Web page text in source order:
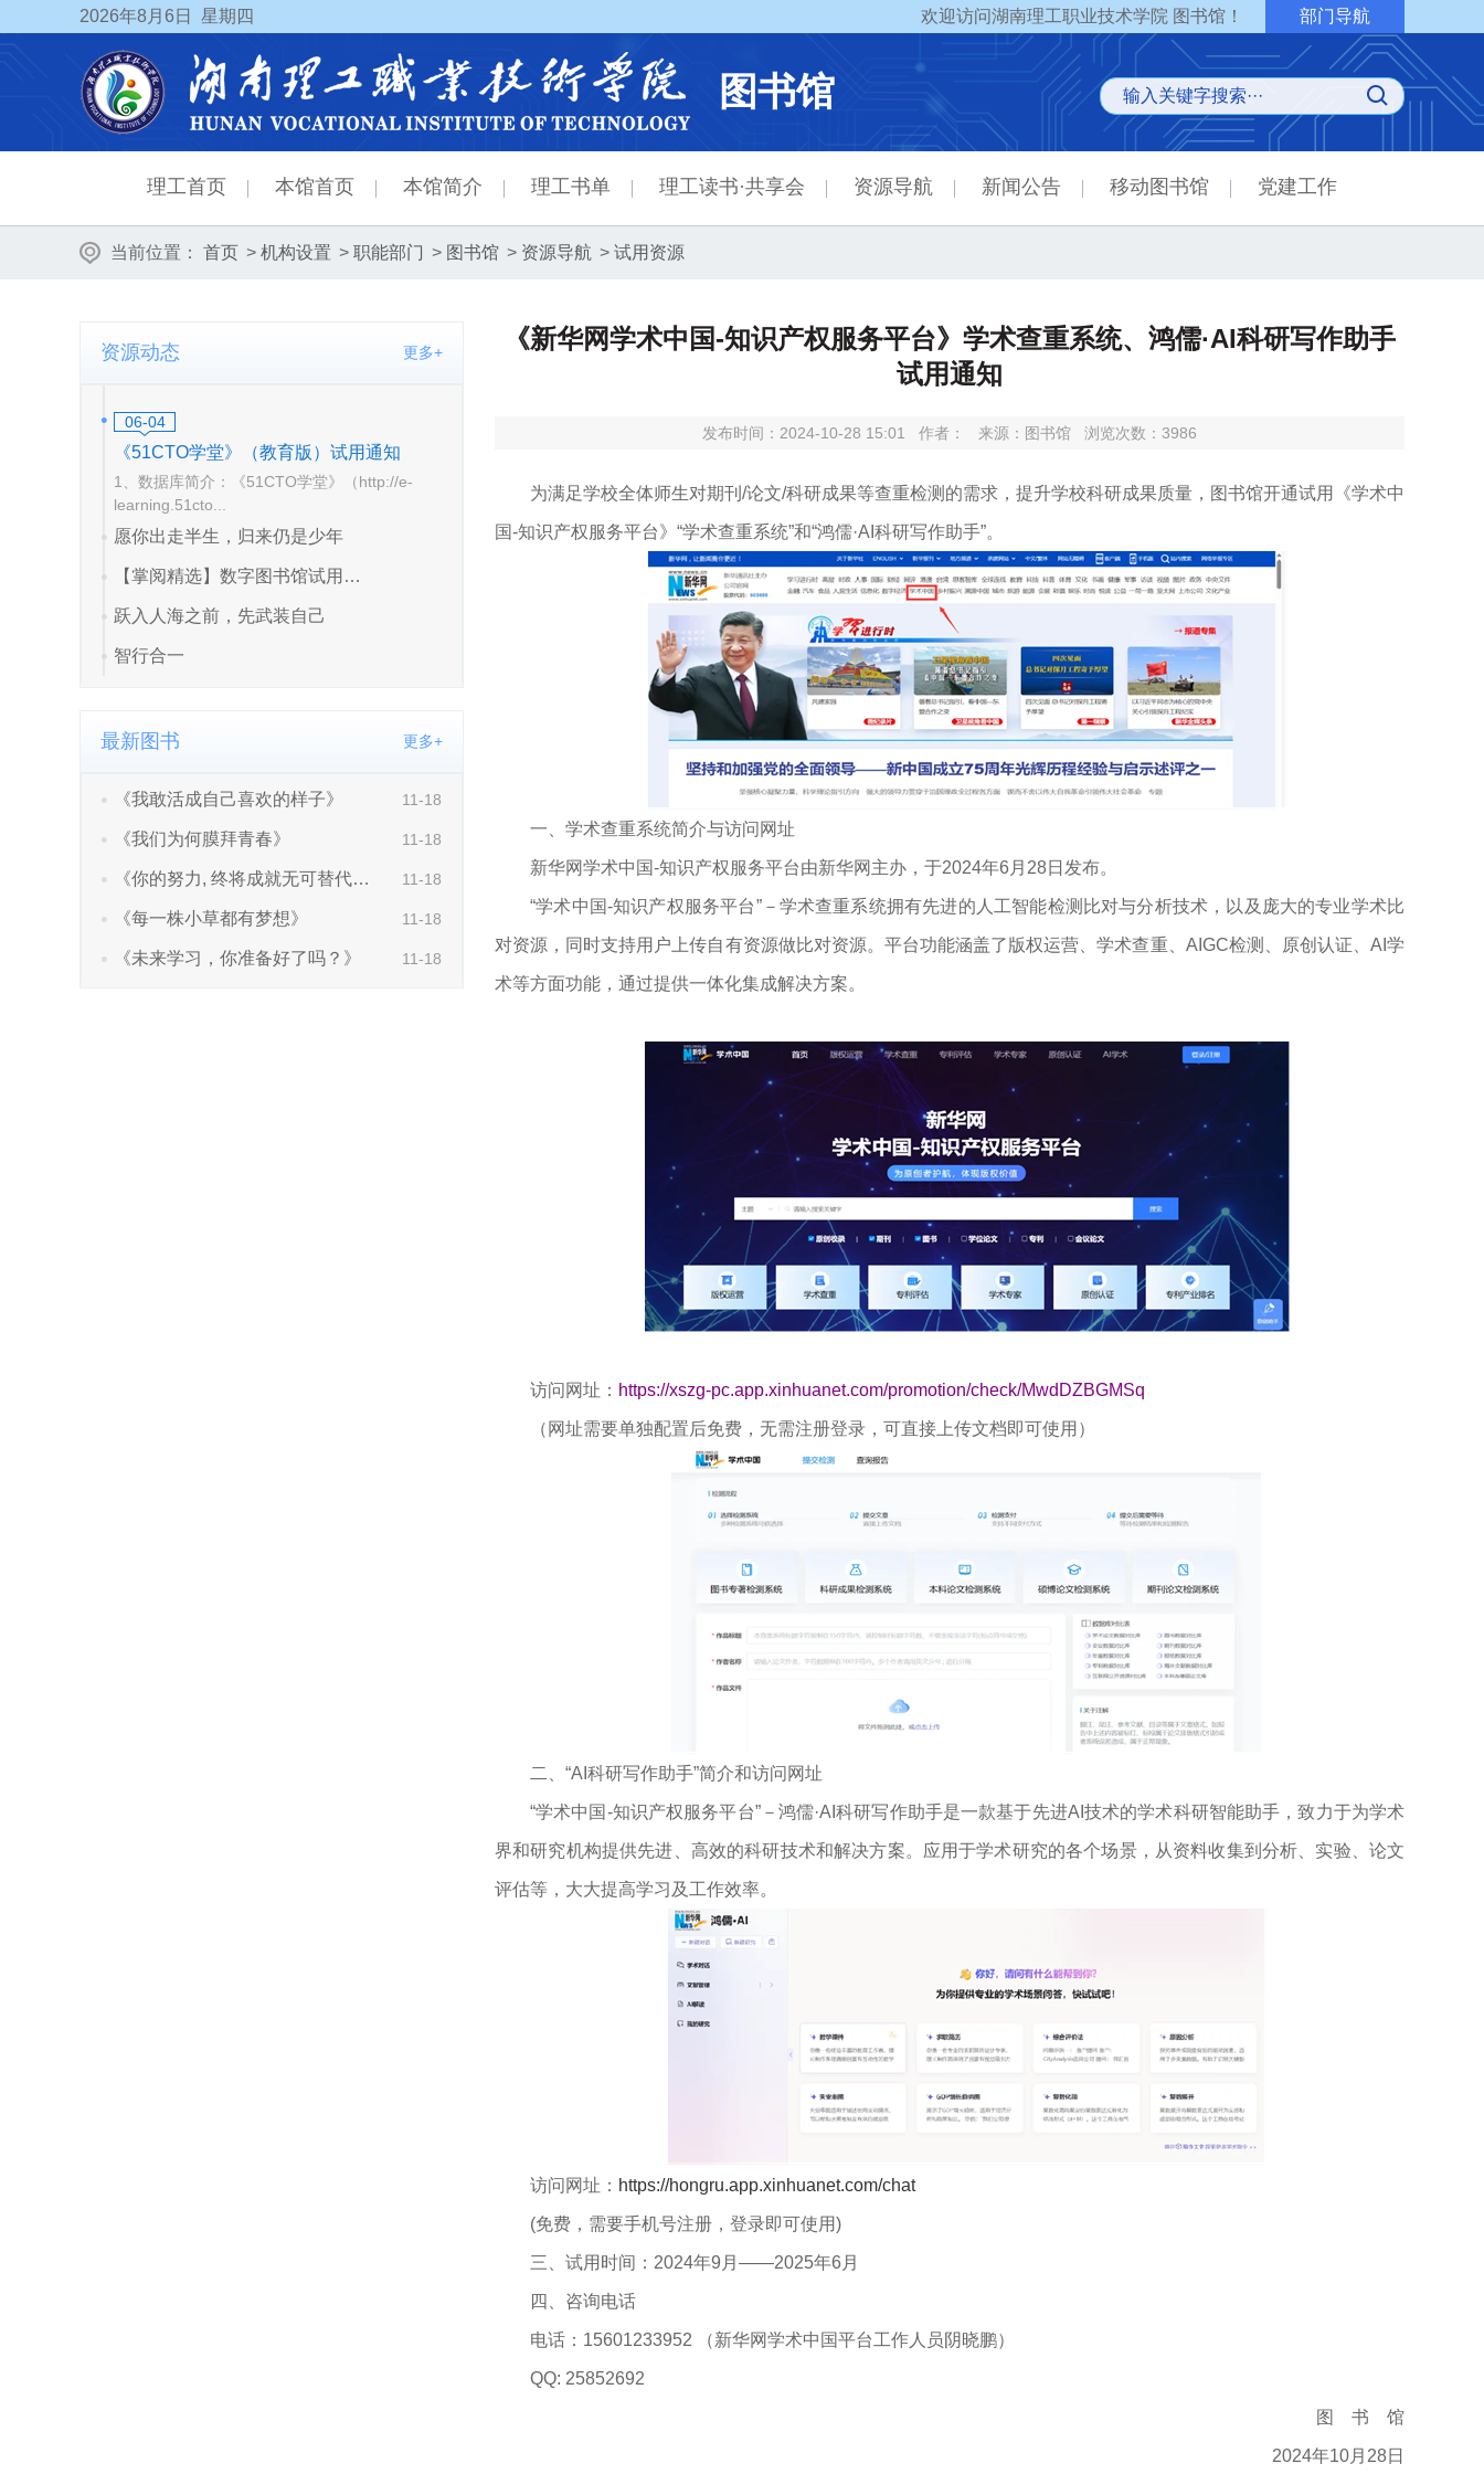
2026年8月6日 星期四 欢迎访问湖南理工职业技术学院 图书馆！ 部门导航
图书馆
理工首页 本馆首页 本馆简介 理工书单 理工读书·共享会 资源导航 新闻公告 移动图书馆 党建工作
当前位置： 首页 > 机构设置 > 职能部门 > 图书馆 > 资源导航 > 试用资源
资源动态 更多+
最新图书 更多+
《新华网学术中国-知识产权服务平台》学术查重系统、鸿儒·AI科研写作助手
试用通知
发布时间：2024-10-28 15:01 作者： 来源：图书馆 浏览次数： 3986
为满足学校全体师生对期刊/论文/科研成果等查重检测的需求，提升学校科研成果质量，图书馆开通试用《学术中
国-知识产权服务平台》“学术查重系统”和“鸿儒·AI科研写作助手”。
一、学术查重系统简介与访问网址
新华网学术中国-知识产权服务平台由新华网主办，于2024年6月28日发布。
“学术中国-知识产权服务平台”－学术查重系统拥有先进的人工智能检测比对与分析技术，以及庞大的专业学术比
对资源，同时支持用户上传自有资源做比对资源。平台功能涵盖了版权运营、学术查重、AIGC检测、原创认证、AI学
术等方面功能，通过提供一体化集成解决方案。
访问网址： https://xszg-pc.app.xinhuanet.com/promotion/check/MwdDZBGMSq
（网址需要单独配置后免费，无需注册登录，可直接上传文档即可使用）
二、“AI科研写作助手”简介和访问网址
“学术中国-知识产权服务平台”－鸿儒·AI科研写作助手是一款基于先进AI技术的学术科研智能助手，致力于为学术
界和研究机构提供先进、高效的科研技术和解决方案。应用于学术研究的各个场景，从资料收集到分析、实验、论文
评估等，大大提高学习及工作效率。
访问网址： https://hongru.app.xinhuanet.com/chat
(免费，需要手机号注册，登录即可使用)
三、试用时间：2024年9月——2025年6月
四、咨询电话
电话：15601233952 （新华网学术中国平台工作人员阴晓鹏）
QQ: 25852692
图 书 馆
2024年10月28日